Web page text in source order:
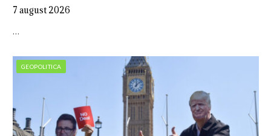
7 august 2026
…
GEOPOLITICA